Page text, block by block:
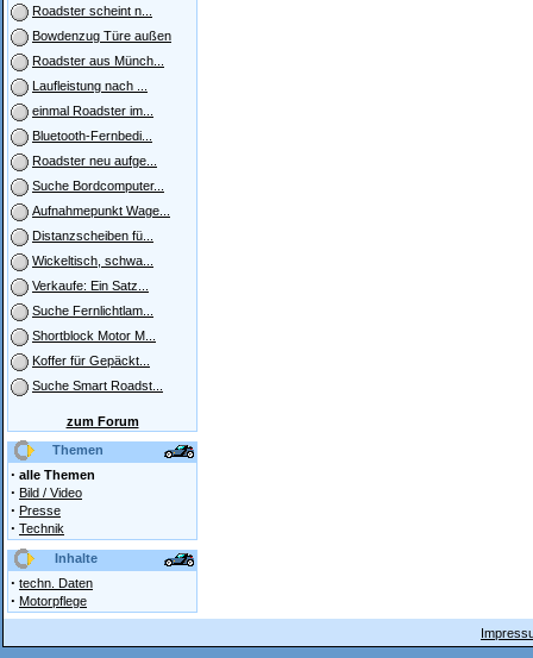
Roadster scheint n...
Bowdenzug Türe außen
Roadster aus Münch...
Laufleistung nach ...
einmal Roadster im...
Bluetooth-Fernbedi...
Roadster neu aufge...
Suche Bordcomputer...
Aufnahmepunkt Wage...
Distanzscheiben fü...
Wickeltisch, schwa...
Verkaufe: Ein Satz...
Suche Fernlichtlam...
Shortblock Motor M...
Koffer für Gepäckt...
Suche Smart Roadst...
zum Forum
Themen
· alle Themen
· Bild / Video
· Presse
· Technik
Inhalte
· techn. Daten
· Motorpflege